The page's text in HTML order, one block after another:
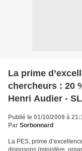
La prime
chercheurs : 20
Henri Audier -
Publié le 01/10/2009 à
Par Sorbonnard
La PES, prime
disposons (ministère,